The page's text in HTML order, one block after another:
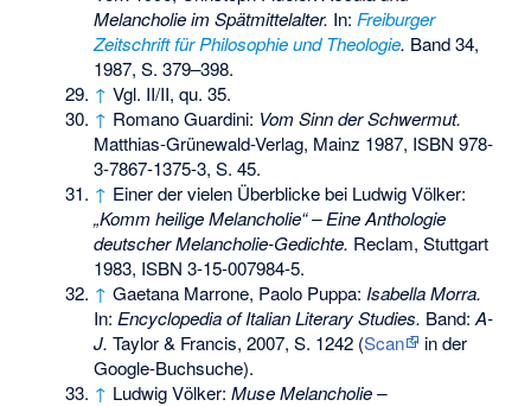
Melancholie im Spätmittelalter. In: Freiburger
Zeitschrift für Philosophie und Theologie. Band 34,
1987, S. 379–398.
↑ Vgl. II/II, qu. 35.
↑ Romano Guardini: Vom Sinn der Schwermut.
Matthias-Grünewald-Verlag, Mainz 1987, ISBN 978-
3-7867-1375-3, S. 45.
↑ Einer der vielen Überblicke bei Ludwig Völker:
„Komm heilige Melancholie“ – Eine Anthologie
deutscher Melancholie-Gedichte. Reclam, Stuttgart
1983, ISBN 3-15-007984-5.
↑ Gaetana Marrone, Paolo Puppa: Isabella Morra.
In: Encyclopedia of Italian Literary Studies. Band:A-
J. Taylor & Francis, 2007, S. 1242 (Scan
in der
Google-Buchsuche).
↑ Ludwig Völker:Muse Melancholie –